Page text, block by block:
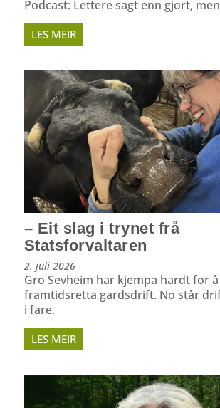
Podcast: Lettere sagt enn gjort,
LES MEIR
– Eit slag i trynet frå
Statsforvaltaren
2. juli 2026
Gro Sevheim har kjempa hardt for
framtidsretta gardsdrift. No står
i fare.
LES MEIR